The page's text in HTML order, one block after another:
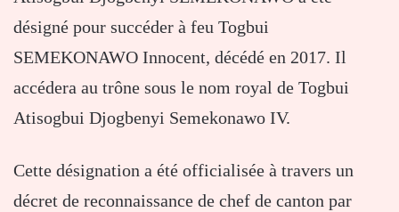
désigné pour succéder à feu Togbui
SEMEKONAWO Innocent, décédé en 2017. Il
accédera au trône sous le nom royal de Togbui
Atisogbui Djogbenyi Semekonawo IV.
Cette désignation a été officialisée à travers un
décret de reconnaissance de chef de canton par